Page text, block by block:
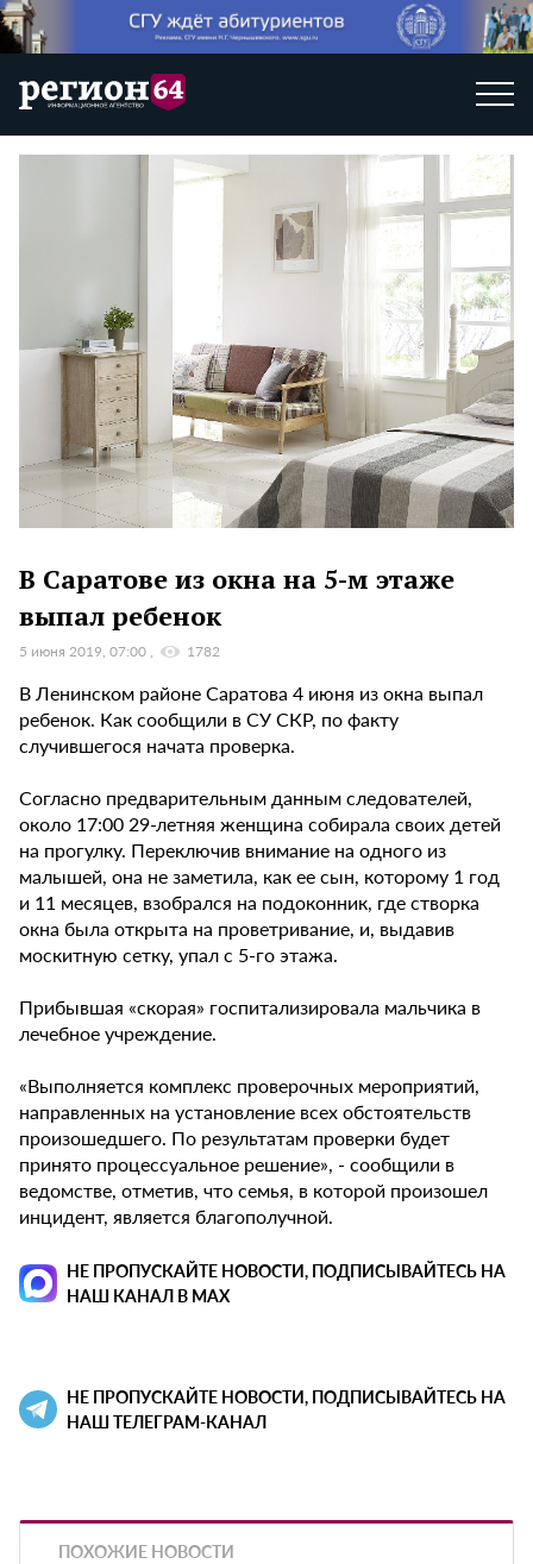
В Саратове из окна на 5-м этаже
выпал ребенок
5 июня 2019, 07:00 1782
В Ленинском районе Саратова 4 июня из окна выпал
ребенок. Как сообщили в СУ СКР, по факту
случившегося начата проверка.
Согласно предварительным данным следователей,
около 17:00 29-летняя женщина собирала своих детей
на прогулку. Переключив внимание на одного из
малышей, она не заметила, как ее сын, которому 1 год
и 11 месяцев, взобрался на подоконник, где створка
окна была открыта на проветривание, и, выдавив
москитную сетку, упал с 5-го этажа.
Прибывшая «скорая» госпитализировала мальчика в
лечебное учреждение.
«Выполняется комплекс проверочных мероприятий,
направленных на установление всех обстоятельств
произошедшего. По результатам проверки будет
принято процессуальное решение», - сообщили в
ведомстве, отметив, что семья, в которой произошел
инцидент, является благополучной.
НЕ ПРОПУСКАЙТЕ НОВОСТИ, ПОДПИСЫВАЙТЕСЬ НА
НАШ КАНАЛ В MAX
НЕ ПРОПУСКАЙТЕ НОВОСТИ, ПОДПИСЫВАЙТЕСЬ НА
НАШ ТЕЛЕГРАМ-КАНАЛ
ПОХОЖИЕ НОВОСТИ